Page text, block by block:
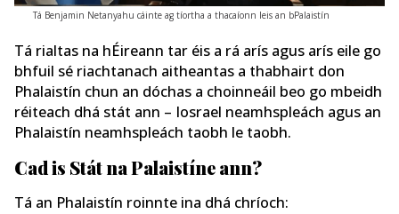
Tá Benjamin Netanyahu cáinte ag tíortha a thacaíonn leis an bPalaistín
Tá rialtas na hÉireann tar éis a rá arís agus arís eile go
bhfuil sé riachtanach aitheantas a thabhairt don
Phalaistín chun an dóchas a choinneáil beo go mbeidh
réiteach dhá stát ann – Iosrael neamhspleách agus an
Phalaistín neamhspleách taobh le taobh.
Cad is Stát na Palaistíne ann?
Tá an Phalaistín roinnte ina dhá chríoch: